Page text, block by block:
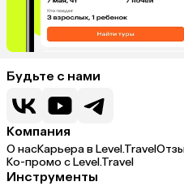
Будьте с нами
Компания
О насКарьера в Level.Travel
Ко-промо с Level.Travel
Инструменты